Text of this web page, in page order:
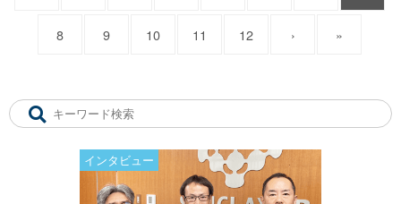
8 9 10 11 12 › »
インタビュー